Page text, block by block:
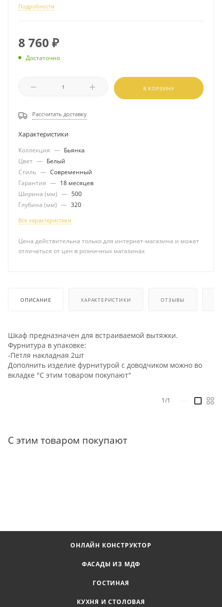
Подробности
8 760 ₽
Достаточно
В КОРЗИНУ
Рассчитать доставку
Характеристики
Коллекция — Бьянка
Цвет — Белый
Стиль — Современный
Гарантия — 18 месяцев
Ширина (мм) — 500
Глубина (мм) — 320
Все характеристики
Цена действительна только для интернет-магазина и может
отличаться от цен в розничных магазинах
ОПИСАНИЕ ХАРАКТЕРИСТИКИ ОТЗЫВЫ
Шкаф предназначен для встраиваемой вытяжки.
Фурнитура в упаковке:
-Петля накладная 2шт
Дополнить изделие фурнитурой с доводчиком можно во
вкладке "С этим товаром покупают"
1/1
С этим товаром покупают
ОНЛАЙН КОНСТРУКТОР
ФАСАДЫ ИЗ МДФ
ГОСТИНАЯ
КУХНЯ И СТОЛОВАЯ